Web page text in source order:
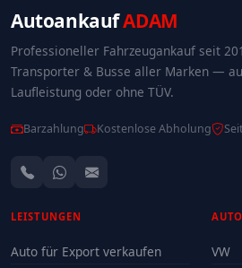
AutoankaufADAM
Professioneller Fahrzeugankauf seit
Transporter & Busse aller Marken —
Laufleistung oder ohne TÜV.
Barzahlung Kostenlose Abholung
LEISTUNGEN
Auto für Export verkaufen
VW